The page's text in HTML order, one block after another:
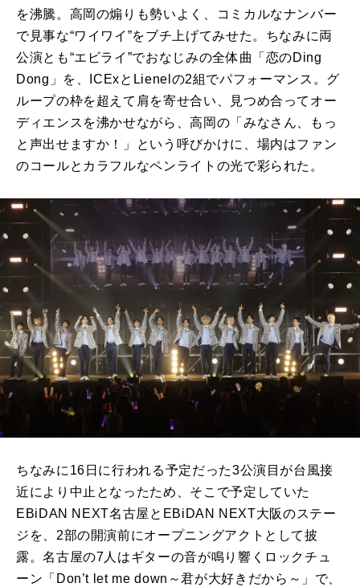
を沸騰。高岡の煽りも勢いよく、コミカルなナンバー
で見事な“ワイワイ”をブチ上げてみせた。ちなみに両
公演とも“エビライ”でおなじみの全体曲「恋のDing
Dong 」を、 ICExと Lienel の2組でパフォーマンス。グ
ループの枠を超えて肩を寄せ合い、見つめ合ってオー
ディエンスを沸かせながら、高岡の「みなさん、もっ
と声出せますか！」という呼びかけに、場内はファン
のコールとカラフルなペンライトの光で彩られた。
ちなみに 16 日に行われる予定だった3公演目が台風接
近により中止となったため、そこで予定していた
EBiDAN NEXT名古屋と EBiDAN NEXT大阪のステー
ジを、 2部の開演前にオープニングアクトとして披
露。名古屋の7人はギターの音が鳴り響くロックチュ
ーン「 Don’t let me down ～君が大好きだから～」で、